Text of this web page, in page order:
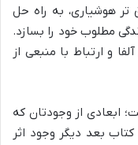
هوشیاری، به راه حل
مطلوب خود را بسازد.
و ارتباط با منبعی از
ابعادی از وجودتان که
بعد دیگر وجود اثر